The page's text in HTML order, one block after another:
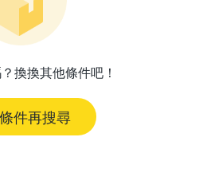
換換其他條件吧！
件再搜尋